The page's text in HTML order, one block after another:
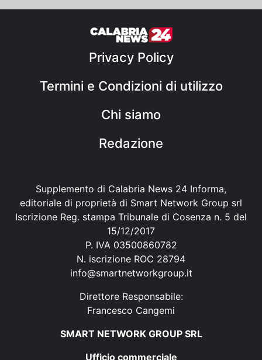
Privacy Policy
Termini e Condizioni di utilizzo
Chi siamo
Redazione
Supplemento di Calabria News 24 Informa,
editoriale di proprietà di Smart Network Group srl
Iscrizione Reg. stampa Tribunale di Cosenza n. 5 del
15/12/2017
P. IVA 03500860782
N. iscrizione ROC 28794
info@smartnetworkgroup.it
Direttore Responsabile:
Francesco Cangemi
SMART NETWORK GROUP SRL
Ufficio commerciale